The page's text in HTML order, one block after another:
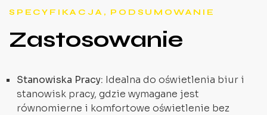
SPECYFIKACJA, PODSUMOWANIE
Zastosowanie
Stanowiska Pracy: Idealna do oświetlenia biur i
stanowisk pracy, gdzie wymagane jest
równomierne i komfortowe oświetlenie bez